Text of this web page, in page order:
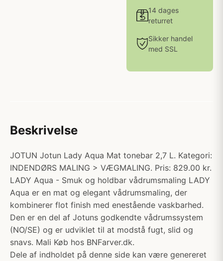
14 dages
returret
Sikker handel
med SSL
Beskrivelse
JOTUN Jotun Lady Aqua Mat tonebar 2,7 L. Kategori:
INDENDØRS MALING > VÆGMALING. Pris: 829.00 kr.
LADY Aqua - Smuk og holdbar vådrumsmaling LADY
Aqua er en mat og elegant vådrumsmaling, der
kombinerer flot finish med enestående vaskbarhed.
Den er en del af Jotuns godkendte vådrumssystem
(NO/SE) og er udviklet til at modstå fugt, slid og
snavs. Mali Køb hos BNFarver.dk.
Dele af indholdet på denne side kan være genereret